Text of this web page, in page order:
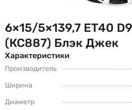
6×15/5×139,7 ET40
(КС887) Блэк Джек
Характеристики
Производитель
Ширина
Диаметр